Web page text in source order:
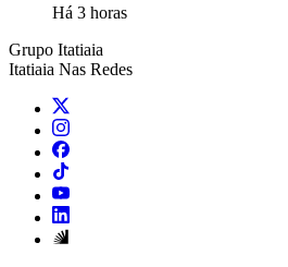
Há 3 horas
Grupo Itatiaia
Itatiaia Nas Redes